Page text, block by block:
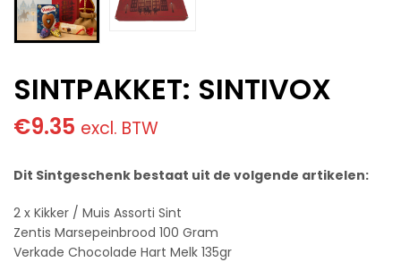
SINTPAKKET: SINTIVOX
€9.35 excl. BTW
Dit Sintgeschenk bestaat uit de volgende artikelen:
2 x Kikker / Muis Assorti Sint
Zentis Marsepeinbrood 100 Gram
Verkade Chocolade Hart Melk 135gr